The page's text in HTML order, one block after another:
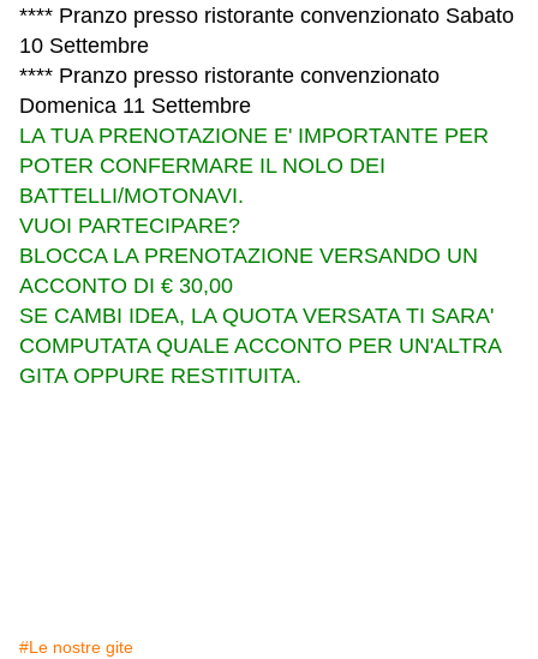
**** Pranzo presso ristorante convenzionato Sabato
10 Settembre
**** Pranzo presso ristorante convenzionato
Domenica 11 Settembre
LA TUA PRENOTAZIONE E' IMPORTANTE PER
POTER CONFERMARE IL NOLO DEI
BATTELLI/MOTONAVI.
VUOI PARTECIPARE?
BLOCCA LA PRENOTAZIONE VERSANDO UN
ACCONTO DI € 30,00
SE CAMBI IDEA, LA QUOTA VERSATA TI SARA'
COMPUTATA QUALE ACCONTO PER UN'ALTRA
GITA OPPURE RESTITUITA.
#Le nostre gite